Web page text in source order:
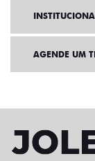
AGENDE UM